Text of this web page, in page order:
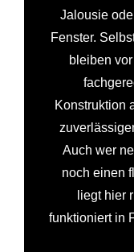
Jalousie
Fenster.
bleiben
Konstruktion
Auch wer
noch einen
liegt hier
funktioniert in